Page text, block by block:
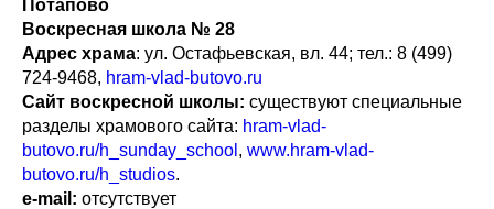
Потапово
Воскресная школа № 28
Адрес храма: ул. Остафьевская, вл. 44; тел.: 8 (499)
724-9468, hram-vlad-butovo.ru
Сайт воскресной школы: существуют специальные
разделы храмового сайта: hram-vlad-
butovo.ru/h_sunday_school , www.hram-vlad-
butovo.ru/h_studios.
e-mail: отсутствует